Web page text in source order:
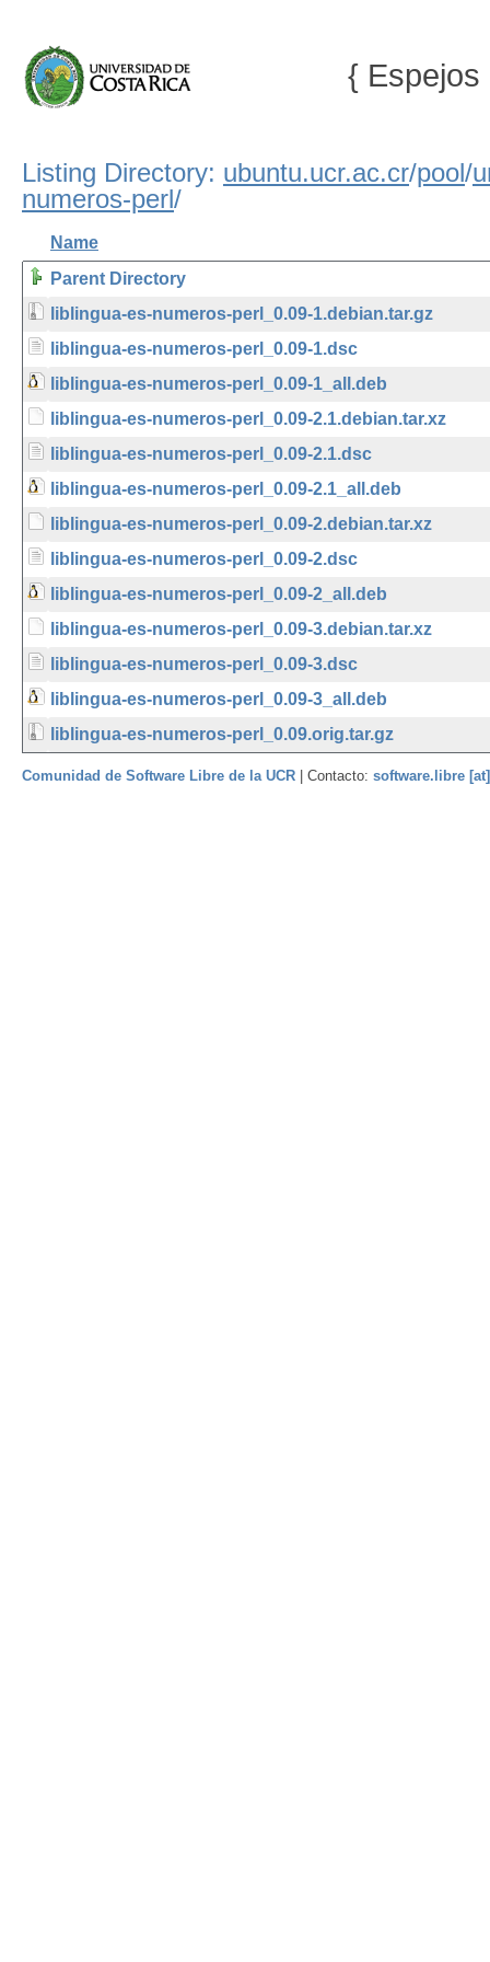
{ Espejos
Listing Directory: ubuntu.ucr.ac.cr/pool/
numeros-perl/
Name
Parent Directory
liblingua-es-numeros-perl_0.09-1.debian.tar.gz
liblingua-es-numeros-perl_0.09-1.dsc
liblingua-es-numeros-perl_0.09-1_all.deb
liblingua-es-numeros-perl_0.09-2.1.debian.tar.xz
liblingua-es-numeros-perl_0.09-2.1.dsc
liblingua-es-numeros-perl_0.09-2.1_all.deb
liblingua-es-numeros-perl_0.09-2.debian.tar.xz
liblingua-es-numeros-perl_0.09-2.dsc
liblingua-es-numeros-perl_0.09-2_all.deb
liblingua-es-numeros-perl_0.09-3.debian.tar.xz
liblingua-es-numeros-perl_0.09-3.dsc
liblingua-es-numeros-perl_0.09-3_all.deb
liblingua-es-numeros-perl_0.09.orig.tar.gz
Comunidad de Software Libre de la UCR | Contacto: software.libre